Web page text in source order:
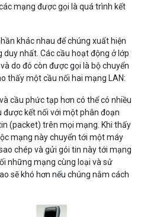
mạng được gọi là quá trình kết
khác nhau để chúng xuất hiện
nhất. Các cầu hoạt động ở lớp
do đó còn được gọi là bộ chuyển
thấy một cầu nối hai mạng LAN:
cầu phức tạp hơn có thể có nhiều
được kết nối với một phân đoạn
(packet) trên mọi mạng. Khi thấy
mạng này chuyển tới một máy
chép và gửi gói tin này tới mạng
những mạng cùng loại và sử
sẽ khó hơn nếu chúng nằm cách